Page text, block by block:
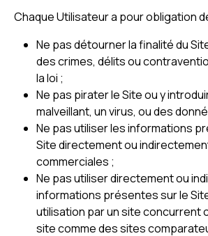
Chaque Utilisateur a pour obligation
Ne pas détourner la finalité du
des crimes, délits ou
la loi ;
Ne pas pirater le Site ou y
malveillant, un virus, ou des
Ne pas utiliser les informations
Site directement ou
commerciales ;
Ne pas utiliser directement ou
informations présentes sur le
utilisation par un site concurrent
site comme des sites